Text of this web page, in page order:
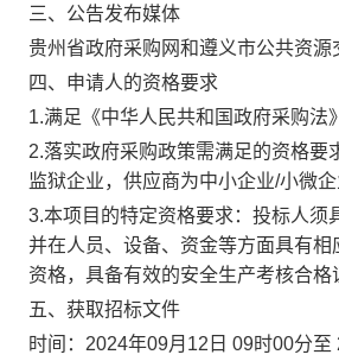
三、公告发布媒体
贵州省政府采购网和遵义市公共资源
四、申请人的资格要求
1.满足《中华人民共和国政府采购法
2.落实政府采购政策需满足的资格要
监狱企业，供应商为中小企业/小微企
3.本项目的特定资格要求： 投标人须
并在人员、设备、资金等方面具有
资格，具备有效的安全生产考核合
五、获取招标文件
时间： 2024年09月12日 09时00分至